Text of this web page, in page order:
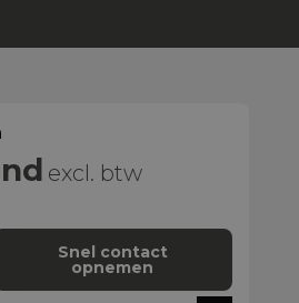
excl. btw
Snel contact
opnemen